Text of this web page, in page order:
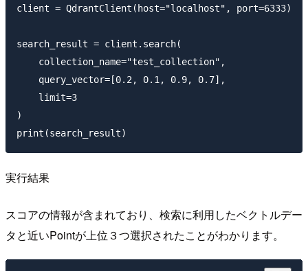
client = QdrantClient(host="localhost", port=6333)
search_result = client.search(
    collection_name="test_collection",
    query_vector=[0.2, 0.1, 0.9, 0.7],
    limit=3
)
実行結果
スコアの情報が含まれており、検索に利用したベクトルデー
タと近いPointが上位３つ選択されたことがわかります。